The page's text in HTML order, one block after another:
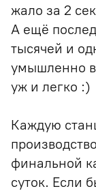
жало за 2
А ещё
тысячей и
умышленно
уж и легко :)
Каждую
финальной
суток. Если